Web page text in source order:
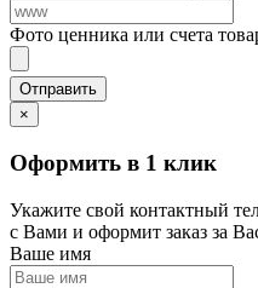
Фото ценника или счета
×
Оформить в 1 клик
Укажите свой контактный
с Вами и оформит заказ за
Ваше имя